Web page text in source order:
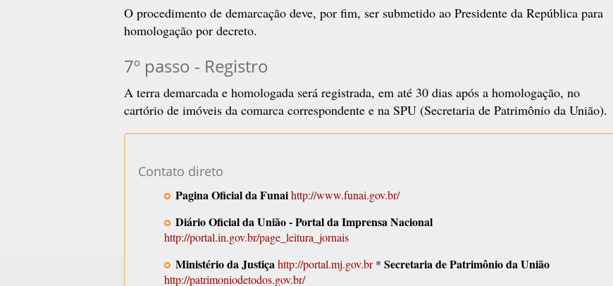
O procedimento de demarcação deve, por fim, ser submetido ao Presidente da República para
homologação por decreto.
7º passo - Registro
A terra demarcada e homologada será registrada, em até 30 dias após a homologação, no
cartório de imóveis da comarca correspondente e na SPU (Secretaria de Patrimônio da União).
Contato direto
Pagina Oficial da Funai http://www.funai.gov.br/
Diário Oficial da União - Portal da Imprensa Nacional
http://portal.in.gov.br/page_leitura_jornais
Ministério da Justiça http://portal.mj.gov.br*Secretaria de Patrimônio da União
http://patrimoniodetodos.gov.br/